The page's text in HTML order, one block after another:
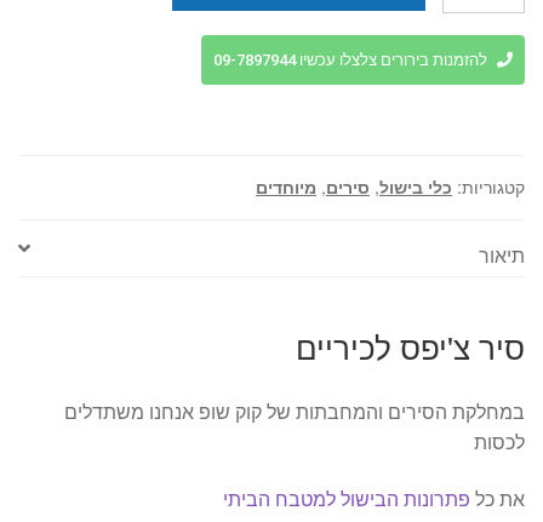
סיר
צ'יפס
לכיריים
להזמנות בירורים צלצלו עכשיו 09-7897944
קטגוריות: כלי בישול, סירים, מיוחדים
תיאור
סיר צ'יפס לכיריים
במחלקת הסירים והמחבתות של קוק שופ אנחנו משתדלים
לכסות
את כל פתרונות הבישול למטבח הביתי